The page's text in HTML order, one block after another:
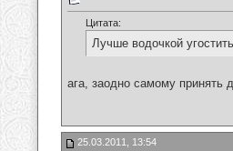
Цитата:
Лучше водочкой
ага, заодно самому принять
25.03.2011, 13:54